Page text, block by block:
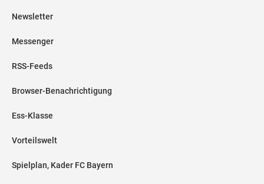
Newsletter
Messenger
RSS-Feeds
Browser-Benachrichtigung
Ess-Klasse
Vorteilswelt
Spielplan, Kader FC Bayern